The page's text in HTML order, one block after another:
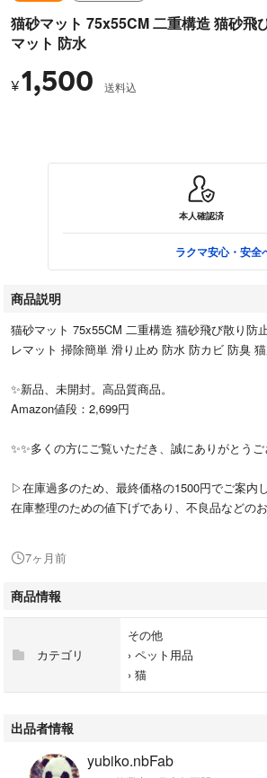
猫砂マット 75x55CM 二重構造 猫砂飛
マット 防水
¥1,500 送料込
本人確認済
ラクマ安心・安全
商品説明
猫砂マット 75x55CM 二重構造 猫砂飛び散り防
レマット 掃除簡単 滑り止め 防水 防カビ 防臭
✨新品、未開封。高品質商品。
Amazon値段：2,699円
✨✨多くの方にご覧いただき、誠にありがとうご
▷在庫過多のため、最終価格の1500円でご案内
在庫整理のための値下げであり、不良品などの
▷在庫がなくなり次第終了とさせていただきます
ぞお早めに。
✨同種商品の中から品質に特に優れたアイテム
ました。自信を持っておすすめできる品です。
さいね。^⁠_⁠^
▶複数在庫なので、おまとめ買い割引、御気軽に
サイズ:75*55cm、重量:0.35kg、素材:EVA
7ヶ月前
商品情報
カテゴリ
その他
› ペット用品
› 猫
出品者情報
yubiko.nbFab